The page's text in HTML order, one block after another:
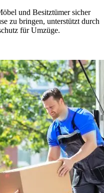
und Besitztümer sicher
zu bringen, unterstützt durch
für Umzüge.